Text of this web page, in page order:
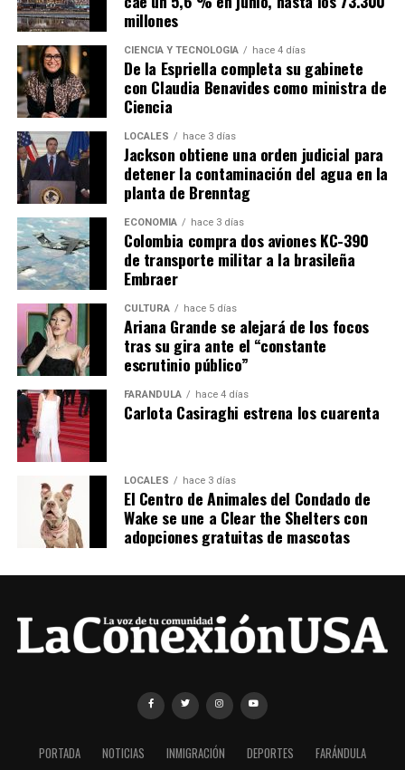
millones
CIENCIA Y TECNOLOGÍA hace 4 días
De la Espriella completa su gabinete
con Claudia Benavides como ministra de
Ciencia
LOCALES hace 3 días
Jackson obtiene una orden judicial para
detener la contaminación del agua en la
planta de Brenntag
ECONOMÍA hace 3 días
Colombia compra dos aviones KC-390
de transporte militar a la brasileña
Embraer
CULTURA hace 5 días
Ariana Grande se alejará de los focos
tras su gira ante el “constante
escrutinio público”
FARÁNDULA hace 4 días
Carlota Casiraghi estrena los cuarenta
LOCALES hace 3 días
El Centro de Animales del Condado de
Wake se une a Clear the Shelters con
adopciones gratuitas de mascotas
PORTADA NOTICIAS INMIGRACIÓN DEPORTES
FARÁNDULA